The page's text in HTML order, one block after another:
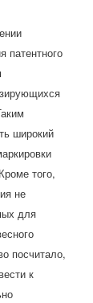
патентного
широкий
того,
не
для
посчитало,
к